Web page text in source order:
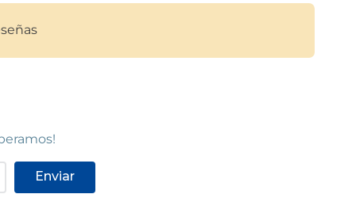
Tarragona
Enviar